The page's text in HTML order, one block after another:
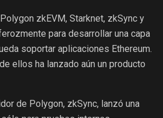
zkEVM, Starknet, zkSync y
para desarrollar una capa
soportar aplicaciones Ethereum.
ellos ha lanzado aún un producto
de Polygon, zkSync, lanzó una